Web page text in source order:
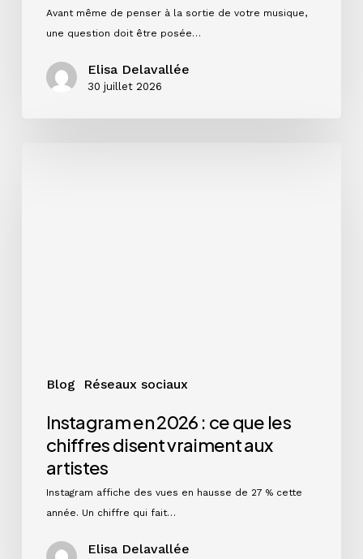
Avant même de penser à la sortie de votre musique,
une question doit être posée…
Elisa Delavallée
30 juillet 2026
Blog Réseaux sociaux
Instagram en 2026 : ce que les
chiffres disent vraiment aux
artistes
Instagram affiche des vues en hausse de 27 % cette
année. Un chiffre qui fait…
Elisa Delavallée